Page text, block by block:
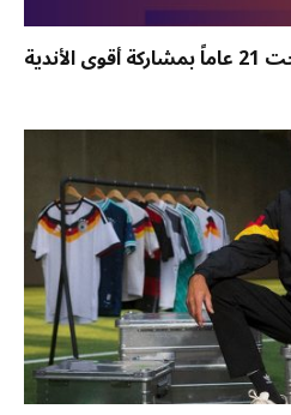
انطلاق دوري جوّي للنخبة تحت 21 عاماً بمشاركة أقوى الأندية